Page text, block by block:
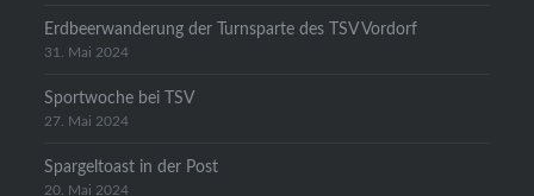
Erdbeerwanderung der Turnsparte des TSV Vordorf
31. Mai 2024
Sportwoche bei TSV
27. Mai 2024
Spargeltoast in der Post
20. Mai 2024